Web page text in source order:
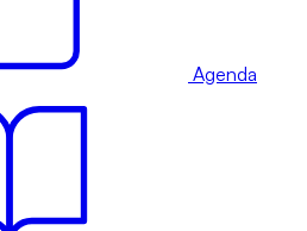
Agenda